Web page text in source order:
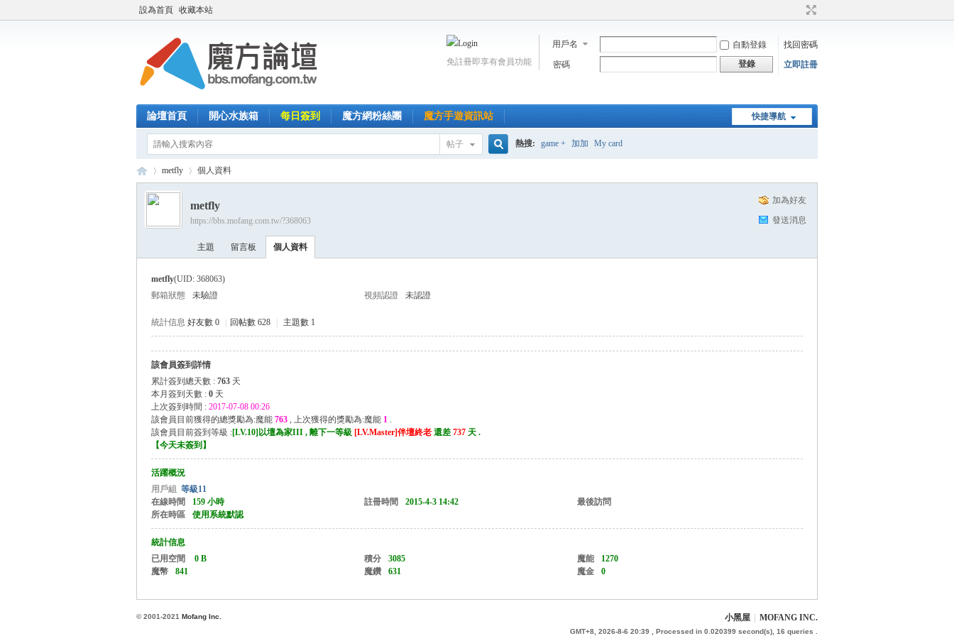
設為首頁 收藏本站
用戶名 自動登錄
找回密碼
密碼
登錄 立即註冊
免註冊即享有會員功能
快捷導航
論壇首頁 開心水族箱 每日簽到 魔方網粉絲團 魔方手遊資訊站
帖子 熱搜: game + 加加 My card
›
metfly 個人資料
加為好友
發送消息
metfly
https://bbs.mofang.com.tw/?368063
主題 留言板 個人資料
metfly(UID: 368063)
郵箱狀態
未驗證 視頻認證 未認證
統計信息 好友數 0 回帖數 628 主題數 1
該會員簽到詳情
累計簽到總天數 : 763 天
本月簽到天數 : 0 天
上次簽到時間 : 2017-07-08 00:26
該會員目前獲得的總獎勵為:魔能 763 , 上次獲得的獎勵為:魔能 1 .
該會員目前簽到等級 :[LV.10]以壇為家III , 離下一等級 [LV.Master]伴壇終老 還差 737 天 .
【今天未簽到 】
活躍概況
用戶組 等級11
在線時間
159 小時 註冊時間 2015-4-3 14:42
最後訪問
所在時區
使用系統默認
統計信息
已用空間
0 B 積分 3085 魔能
1270
魔幣
841 魔鑽 631 魔金 0
小黑屋 MOFANG INC.
GMT+8, 2026-8-6 20:39 , Processed in 0.020399 second(s), 16 queries .
© 2001-2021 Mofang Inc.